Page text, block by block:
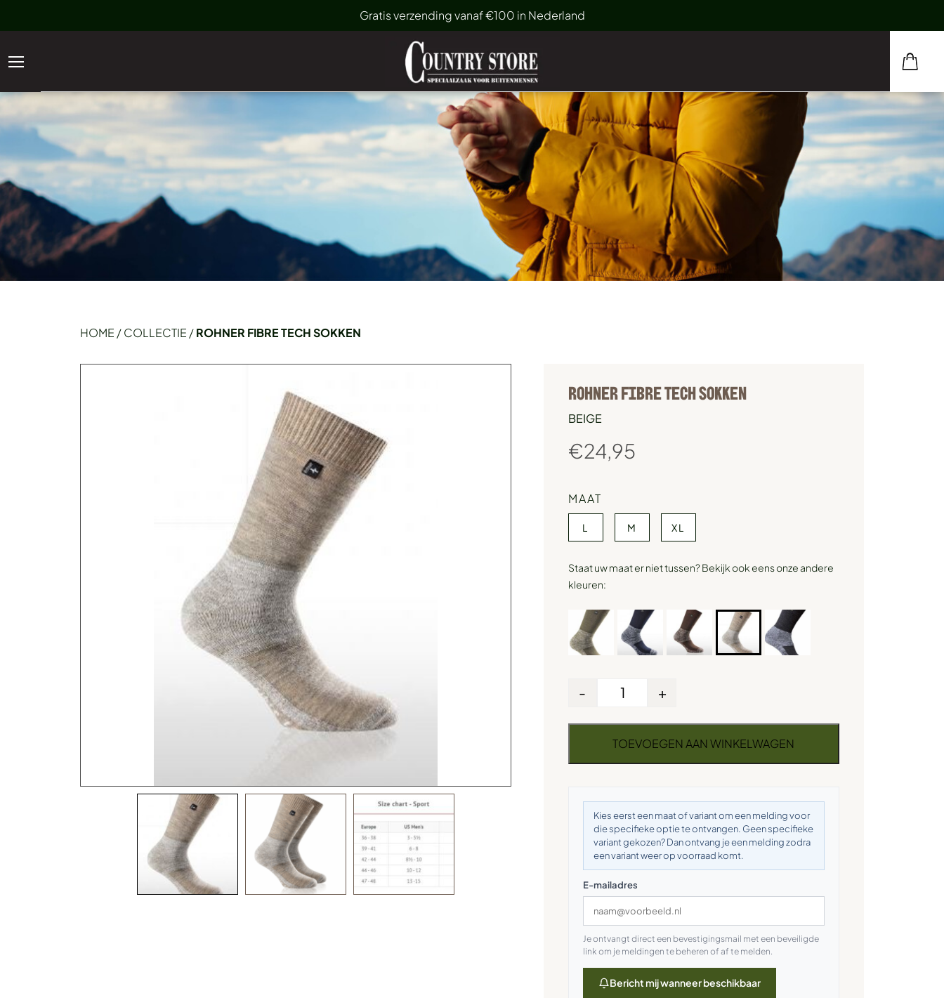
Gratis verzending vanaf €100 in Nederland
HOME /COLLECTIE /ROHNER FIBRE TECH SOKKEN
ROHNER FIBRE TECH SOKKEN
BEIGE
€24,95
MAAT
L M XL
Staat uw maat er niet tussen? Bekijk ook eens onze andere
kleuren:
- +
TOEVOEGEN AAN WINKELWAGEN
Kies eerst een maat of variant om een melding voor
die specifieke optie te ontvangen. Geen specifieke
variant gekozen? Dan ontvang je een melding zodra
een variant weer op voorraad komt.
E-mailadres
Je ontvangt direct een bevestigingsmail met een beveiligde
link om je meldingen te beheren of af te melden.
Bericht mij wanneer beschikbaar